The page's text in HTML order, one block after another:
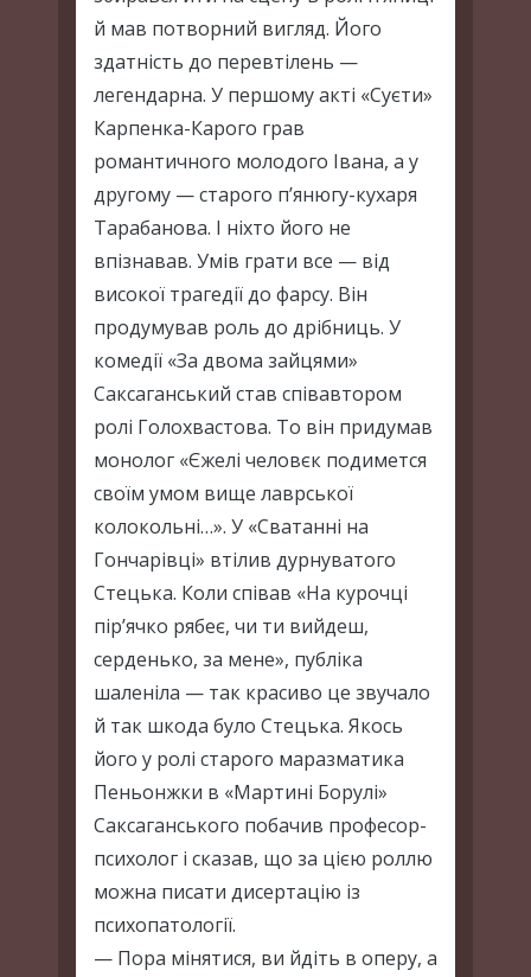
й мав потворний вигляд. Його
здатність до перевтілень —
легендарна. У першому акті «Суєти»
Карпенка-Карого грав
романтичного молодого Івана, а у
другому — старого п’янюгу-кухаря
Тарабанова. І ніхто його не
впізнавав. Умів грати все — від
високої трагедії до фарсу. Він
продумував роль до дрібниць. У
комедії «За двома зайцями»
Саксаганський став співавтором
ролі Голохвастова. То він придумав
монолог «Єжелі человєк подимется
своїм умом вище лаврської
колокольні…». У «Сватанні на
Гончарівці» втілив дурнуватого
Стецька. Коли співав «На курочці
пір’ячко рябеє, чи ти вийдеш,
серденько, за мене», публіка
шаленіла — так красиво це звучало
й так шкода було Стецька. Якось
його у ролі старого маразматика
Пеньонжки в «Мартині Борулі»
Саксаганського побачив професор-
психолог і сказав, що за цією роллю
можна писати дисертацію із
психопатології.
— Пора мінятися, ви йдіть в оперу, а